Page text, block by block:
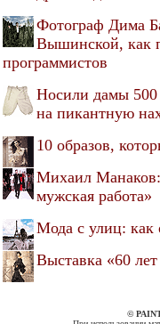
Фотограф Дима
Вышинской, как
программистов
Носили дамы 500
на пикантную
10 образов,
Михаил
мужская работа»
Мода с улиц:
Выставка «60
©